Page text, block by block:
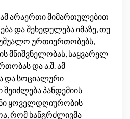
არაერთი მიმართულებით
და შეხედულება იმაზე, თუ
ურთიერთობებს,
მნიშვნელობას, საყვარელ
და ა.შ. ამ
და სოციალური
პანდემიის
ყოველდღიურობის
რომ ხანგრძლივმა